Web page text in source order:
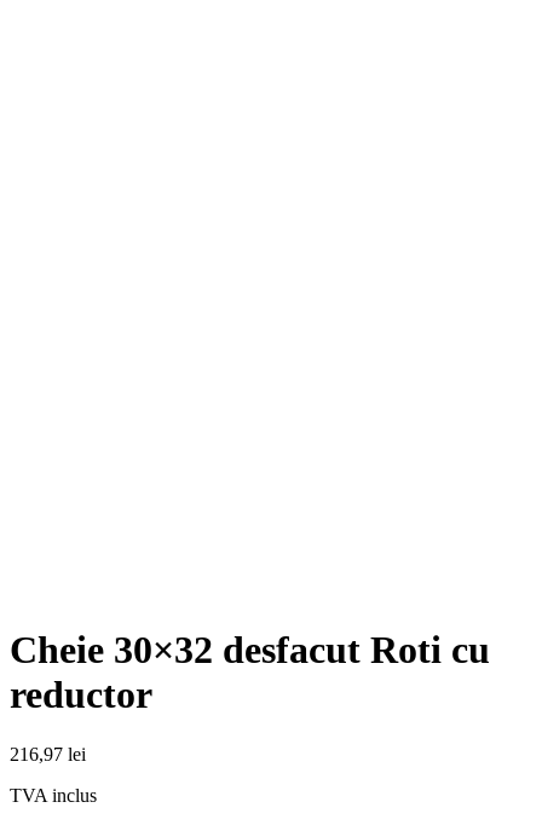
Cheie 30×32 desfacut Roti cu
reductor
216,97 lei
TVA inclus